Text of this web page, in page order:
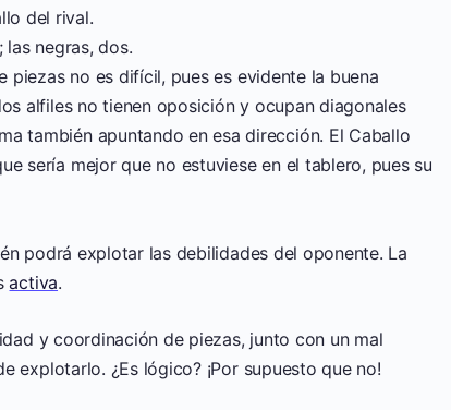
del rival.
negras, dos.
no es difícil, pues es evidente la buena
alfiles no tienen oposición y ocupan diagonales
también apuntando en esa dirección. El Caballo
sería mejor que no estuviese en el tablero, pues su
podrá explotar las debilidades del oponente. La
activa.
y coordinación de piezas, junto con un mal
explotarlo. ¿Es lógico? ¡Por supuesto que no!